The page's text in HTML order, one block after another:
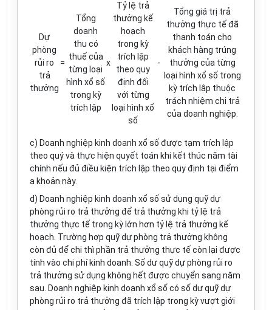
Dự
phòng
rủi ro
trả
thưởng
=
Tổng
doanh
thu có
thuế của
từng loại
hình xổ số
trong kỳ
trích lập
x
Tỷ lệ trả
thưởng kế
hoạch
trong kỳ
trích lập
theo quy
định đối
với từng
loại hình xổ
số
-
Tổng giá trị trả
thưởng thực tế đã
thanh toán cho
khách hàng trúng
thưởng của từng
loại hình xổ số trong
kỳ trích lập thuộc
trách nhiệm chi trả
của doanh nghiệp.
c) Doanh nghiệp kinh doanh xổ số được tạm trích lập
theo quý và thực hiện quyết toán khi kết thúc năm tài
chính nếu đủ điều kiện trích lập theo quy định tại điểm
a khoản này.
d) Doanh nghiệp kinh doanh xổ số sử dụng quỹ dự
phòng rủi ro trả thưởng để trả thưởng khi tỷ lệ trả
thưởng thực tế trong kỳ lớn hơn tỷ lệ trả thưởng kế
hoạch. Trường hợp quỹ dự phòng trả thưởng không
còn đủ để chi thì phần trả thưởng thực tế còn lại được
tính vào chi phí kinh doanh Số dư quỹ dự phòng rủi ro
trả thưởng sử dụng không hết được chuyển sang năm
sau. Doanh nghiệp kinh doanh xổ số có số dư quỹ dự
phòng rủi ro trả thưởng đã trích lập trong kỳ vượt giới